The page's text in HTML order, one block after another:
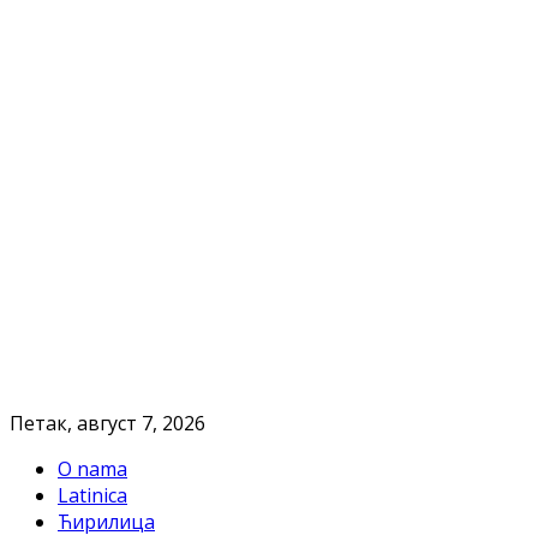
Петак, август 7, 2026
O nama
Latinica
Ћирилица